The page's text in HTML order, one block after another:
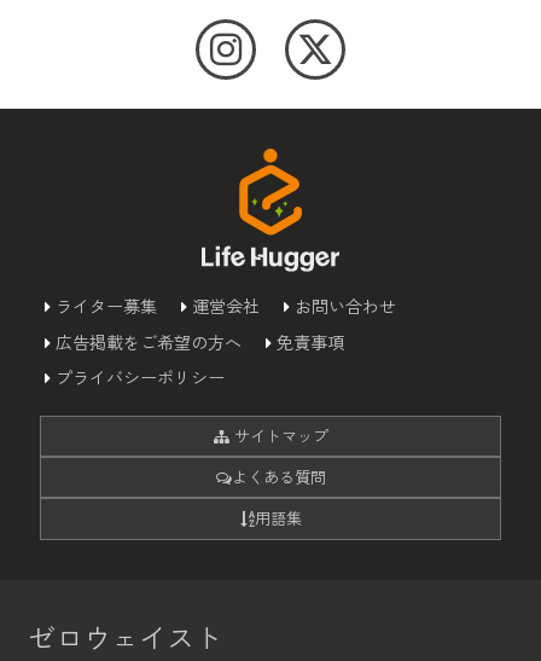
ライター募集 運営会社
お問い合わせ
広告掲載をご希望の方へ
免責事項
プライバシーポリシー
サイトマップ
よくある質問
用語集
ゼロウェイスト